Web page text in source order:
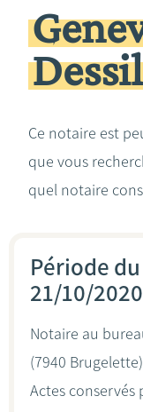
Héritage et
Entreprendre
Calculateurs
Ce notaire est
que vous
quel notaire
Période
21/10/2020
Notaire au
(7940 Brugelette)
Actes conservés